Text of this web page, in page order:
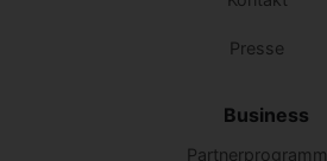
Presse
Business
Partnerprogramm